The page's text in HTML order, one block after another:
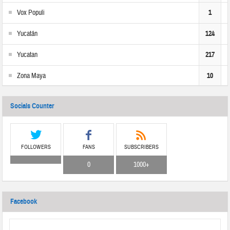
Vox Populi 1
Yucatán 124
Yucatan 217
Zona Maya 10
Socials Counter
FOLLOWERS FANS
0
SUBSCRIBERS
1000+
Facebook